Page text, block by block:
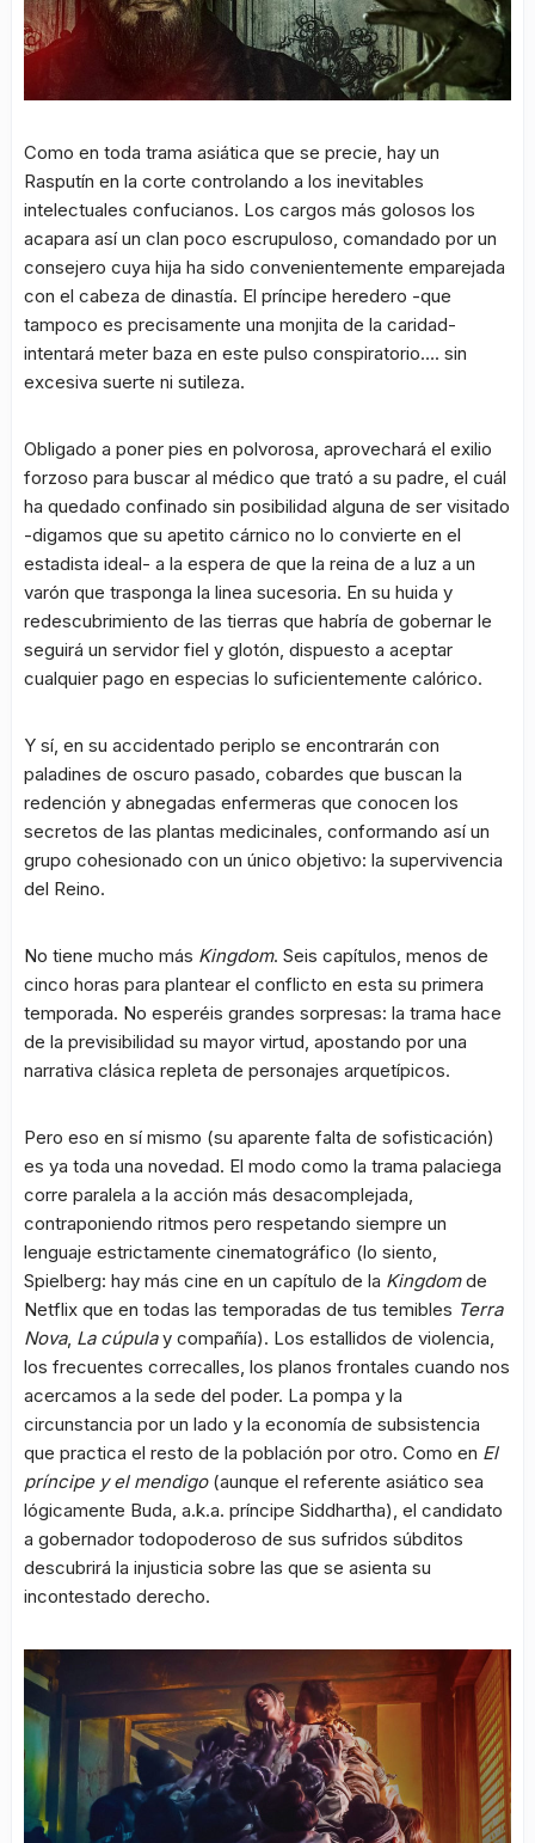
Como en toda trama asiática que se precie, hay un
Rasputín en la corte controlando a los inevitables
intelectuales confucianos. Los cargos más golosos los
acapara así un clan poco escrupuloso, comandado por un
consejero cuya hija ha sido convenientemente emparejada
con el cabeza de dinastía. El príncipe heredero -que
tampoco es precisamente una monjita de la caridad-
intentará meter baza en este pulso conspiratorio…. sin
excesiva suerte ni sutileza.
Obligado a poner pies en polvorosa, aprovechará el exilio
forzoso para buscar al médico que trató a su padre, el cuál
ha quedado confinado sin posibilidad alguna de ser visitado
-digamos que su apetito cárnico no lo convierte en el
estadista ideal- a la espera de que la reina de a luz a un
varón que trasponga la linea sucesoria. En su huida y
redescubrimiento de las tierras que habría de gobernar le
seguirá un servidor fiel y glotón, dispuesto a aceptar
cualquier pago en especias lo suficientemente calórico.
Y sí, en su accidentado periplo se encontrarán con
paladines de oscuro pasado, cobardes que buscan la
redención y abnegadas enfermeras que conocen los
secretos de las plantas medicinales, conformando así un
grupo cohesionado con un único objetivo: la supervivencia
del Reino.
No tiene mucho más Kingdom. Seis capítulos, menos de
cinco horas para plantear el conflicto en esta su primera
temporada. No esperéis grandes sorpresas: la trama hace
de la previsibilidad su mayor virtud, apostando por una
narrativa clásica repleta de personajes arquetípicos.
Pero eso en sí mismo (su aparente falta de sofisticación)
es ya toda una novedad. El modo como la trama palaciega
corre paralela a la acción más desacomplejada,
contraponiendo ritmos pero respetando siempre un
lenguaje estrictamente cinematográfico (lo siento,
Spielberg: hay más cine en un capítulo de la Kingdomde
Netflix que en todas las temporadas de tus temibles Terra
Nova, La cúpulay compañía). Los estallidos de violencia,
los frecuentes correcalles, los planos frontales cuando nos
acercamos a la sede del poder. La pompa y la
circunstancia por un lado y la economía de subsistencia
que practica el resto de la población por otro. Como en El
príncipe y el mendigo (aunque el referente asiático sea
lógicamente Buda, a.k.a. príncipe Siddhartha), el candidato
a gobernador todopoderoso de sus sufridos súbditos
descubrirá la injusticia sobre las que se asienta su
incontestado derecho.